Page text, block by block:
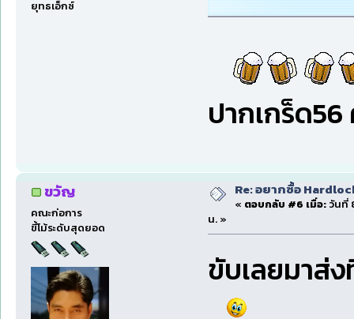
ยุทธเอ็กซ์
ปากเกร็ด56
ขวัญ
คณะก่อการ
ขี้โม้ระดับสุดยอด
Re: อยากซื้อ
« ตอบกลับ #6 เมื่อ:วันที่
น. »
ขับเลยมาส่